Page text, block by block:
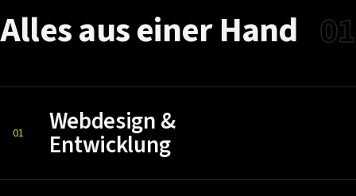
AllesauseinerHand 01
01 Webdesign &
Entwicklung